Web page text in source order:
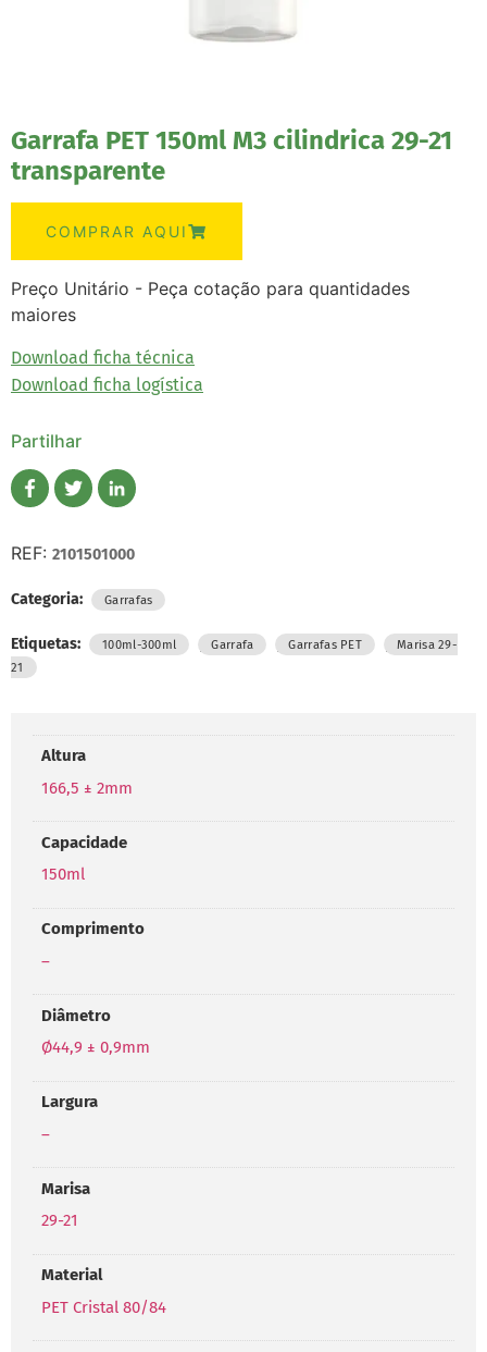
Garrafa PET 150ml M3 cilindrica 29-21
transparente
COMPRAR AQUI
Preço Unitário - Peça cotação para quantidades
maiores
Download ficha técnica
Download ficha logística
Partilhar
REF: 2101501000
Categoria: Garrafas
Etiquetas: 100ml-300ml Garrafa Garrafas PET
Marisa 29-
21
Altura
166,5 ± 2mm
Capacidade
150ml
Comprimento
–
Diâmetro
Ø44,9 ± 0,9mm
Largura
–
Marisa
29-21
Material
PET Cristal 80/84